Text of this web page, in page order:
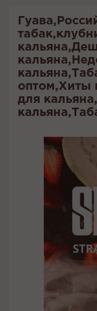
оптом,Хиты
для